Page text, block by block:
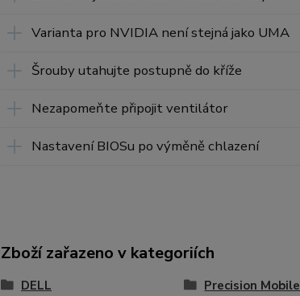
Varianta pro NVIDIA není stejná jako UMA
Šrouby utahujte postupně do kříže
Nezapomeňte připojit ventilátor
Nastavení BIOSu po výměně chlazení
Zboží zařazeno v kategoriích
DELL
Precision Mobile